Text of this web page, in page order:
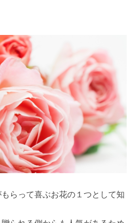
らって喜ぶお花の１つとして知